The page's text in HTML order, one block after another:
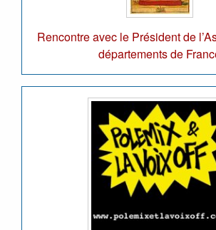
Rencontre avec le Président de
départements de